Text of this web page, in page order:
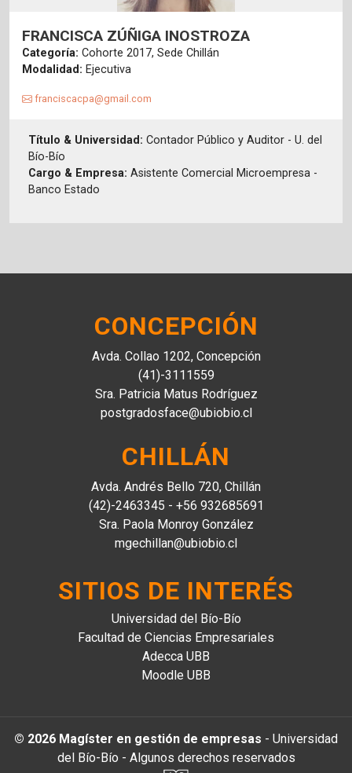
FRANCISCA ZÚÑIGA INOSTROZA
Categoría: Cohorte 2017, Sede Chillán
Modalidad: Ejecutiva
franciscacpa@gmail.com
Título & Universidad: Contador Público y Auditor - U. del
Bío-Bío
Cargo & Empresa: Asistente Comercial Microempresa -
Banco Estado
CONCEPCIÓN
Avda. Collao 1202, Concepción
(41)-3111559
Sra. Patricia Matus Rodríguez
postgradosface@ubiobio.cl
CHILLÁN
Avda. Andrés Bello 720, Chillán
(42)-2463345 - +56 932685691
Sra. Paola Monroy González
mgechillan@ubiobio.cl
SITIOS DE INTERÉS
Universidad del Bío-Bío
Facultad de Ciencias Empresariales
Adecca UBB
Moodle UBB
© 2026 Magíster en gestión de empresas - Universidad
del Bío-Bío - Algunos derechos reservados